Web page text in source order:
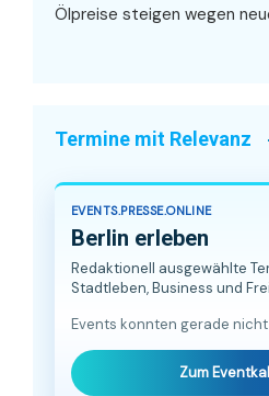
Ölpreise steigen wegen
Termine mit Relevanz
EVENTS.PRESSE.ONLINE
Berlin erleben
Redaktionell ausgewählte
Stadtleben, Business und
Events konnten gerade
Zum